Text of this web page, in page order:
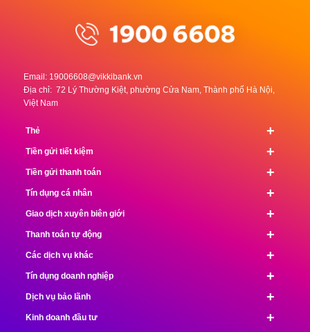
Email: 19006608@vikkibank.vn
Địa chỉ: 72 Lý Thường Kiệt, phường Cửa Nam, Thành phố Hà Nội,
Việt Nam
+
Thẻ
+
Tiền gửi tiết kiệm
+
Tiền gửi thanh toán
+
Tín dụng cá nhân
+
Giao dịch xuyên biên giới
+
Thanh toán tự động
+
Các dịch vụ khác
+
Tín dụng doanh nghiệp
+
Dịch vụ bảo lãnh
+
Kinh doanh đầu tư